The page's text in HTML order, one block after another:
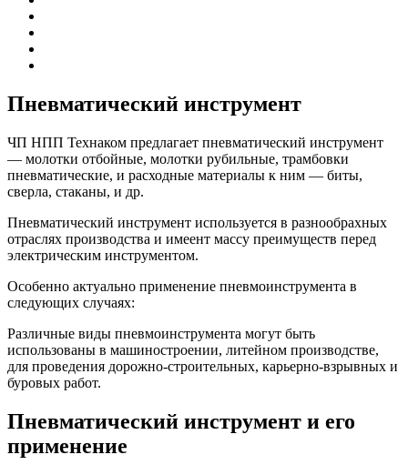
Пневматический инструмент
ЧП НПП Технаком предлагает пневматический инструмент
— молотки отбойные, молотки рубильные, трамбовки
пневматические, и расходные материалы к ним — биты,
сверла, стаканы, и др.
Пневматический инструмент используется в разнообрахных
отраслях производства и имеент массу преимуществ перед
электрическим инструментом.
Особенно актуально применение пневмоинструмента в
следующих случаях:
Различные виды пневмоинструмента могут быть
использованы в машиностроении, литейном производстве,
для проведения дорожно-строительных, карьерно-взрывных и
буровых работ.
Пневматический инструмент и его
применение